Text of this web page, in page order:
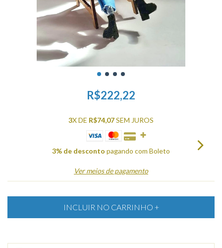
R$222,22
3X DE R$74,07SEM JUROS
3% de desconto pagando com Boleto
Ver meios de pagamento